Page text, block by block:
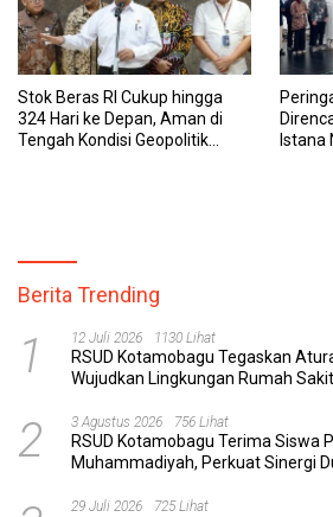
Stok Beras RI Cukup hingga
324 Hari ke Depan, Aman di
Tengah Kondisi Geopolitik
Istana
Berita Trending
1 12 Juli 2026 1130 Lihat
RSUD Kotamobagu Tegaskan
Wujudkan Lingkungan Rumah
2 3 Agustus 2026 756 Lihat
RSUD Kotamobagu Terima Siswa
Muhammadiyah, Perkuat Sinergi
29 Juli 2026 725 Lihat